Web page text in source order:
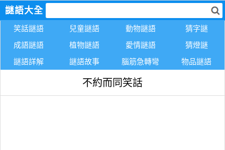
謎語大全
笑話謎語 兒童謎語 動物謎語
猜字謎
成語謎語
植物謎語 愛情謎語
猜燈謎
謎語詳解
謎語故事 腦筋急轉彎 物品謎語
不約而同笑話